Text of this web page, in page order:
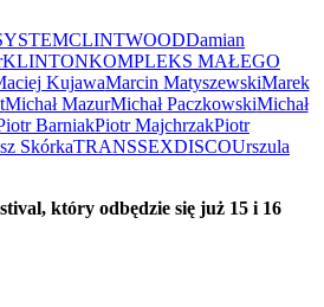
CLINTWOODDamian
KLINTONKOMPLEKS MAŁEGO
KujawaMarcin MatyszewskiMarek
Michał MazurMichał PaczkowskiMichał
BarniakPiotr MajchrzakPiotr
SkórkaTRANSSEXDISCOUrszula
który odbędzie się już 15 i 16